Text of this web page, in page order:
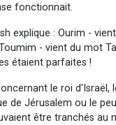
fonctionnait.
explique : Ourim -
- vient du mot
étaient parfaites !
le roi d'Israël,
de Jérusalem ou le
être tranchés au